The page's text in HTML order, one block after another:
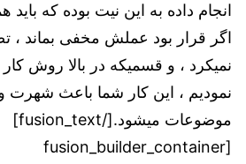
انجام داده به این نیت بوده که باید
اگر قرار بود عملش مخفی بماند ،
نمیکرد ، و قسمیکه در بالا روش
نمودیم ، این کار شما باعث شهرت
موضوعات میشود.[/fusion_text]
[fusion_builder_container